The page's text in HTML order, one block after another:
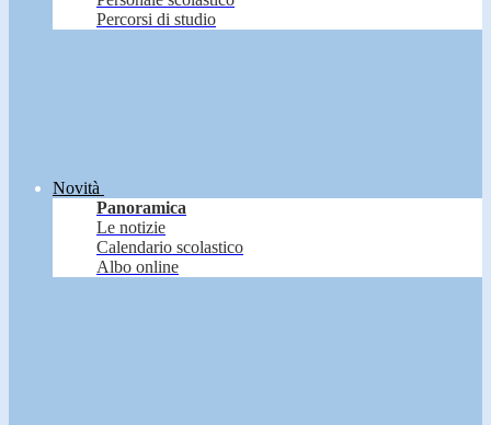
Percorsi di studio
Novità
Panoramica
Le notizie
Calendario scolastico
Albo online